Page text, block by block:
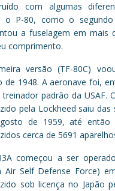
com algumas
o P-80, como o
a fuselagem em mais
comprimento.
versão (TF-80C)
de 1948. A aeronave foi,
padrão da USAF.
pela Lockheed saiu das
de 1959, até então
cerca de 5691
começou a ser
Air Self Defense Force)
sob licença no Japão